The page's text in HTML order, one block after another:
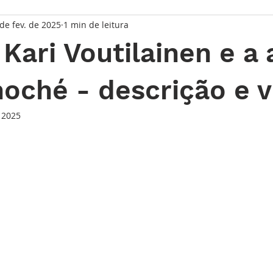
Principal Série Solares
Kari Voutilainen e a
- descrição e
fev. de 2025 1 min de leitura
5 estrelas.